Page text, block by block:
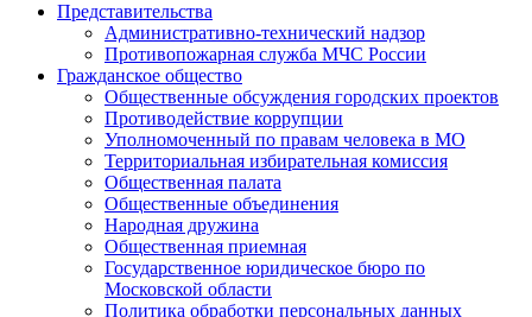
Представительства
Административно-технический надзор
Противопожарная служба МЧС России
Гражданское общество
Общественные обсуждения городских проектов
Противодействие коррупции
Уполномоченный по правам человека в МО
Территориальная избирательная комиссия
Общественная палата
Общественные объединения
Народная дружина
Общественная приемная
Государственное юридическое бюро по
Московской области
Политика обработки персональных данных